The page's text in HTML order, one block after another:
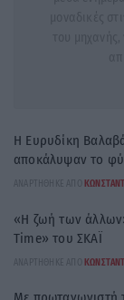
Η Ευρυδίκη
αποκάλυψαν το
«Η ζωή των
Time» του ΣΚΑΪ
ΑΝΑΡΤΉΘΗΚΕ ΑΠΌ